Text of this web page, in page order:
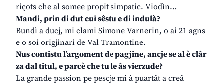
riçots che al somee propit simpatic. Viodìn…
Mandi, prin di dut cui sêstu e di indulà?
Bundì a ducj, mi clami Simone Varnerin, o ai 21 agns
e o soi origjinari de Val Tramontine.
Nus contistu l’argoment de pagjine, ancje se al è clâr
za dal titul, e parcè che tu le âs vierzude?
La grande passion pe pescje mi à puartât a creâ